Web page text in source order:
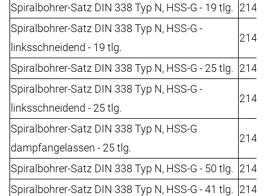
Spiralbohrer-Satz DIN 338 Typ N, HSS-G - 19 tlg.
Spiralbohrer-Satz DIN 338 Typ N, HSS-G -
linksschneidend - 19 tlg.
Spiralbohrer-Satz DIN 338 Typ N, HSS-G - 25 tlg.
Spiralbohrer-Satz DIN 338 Typ N, HSS-G -
linksschneidend - 25 tlg.
Spiralbohrer-Satz DIN 338 Typ N, HSS-G
dampfangelassen - 25 tlg.
Spiralbohrer-Satz DIN 338 Typ N, HSS-G - 50 tlg.
Spiralbohrer-Satz DIN 338 Typ N, HSS-G - 41 tlg.